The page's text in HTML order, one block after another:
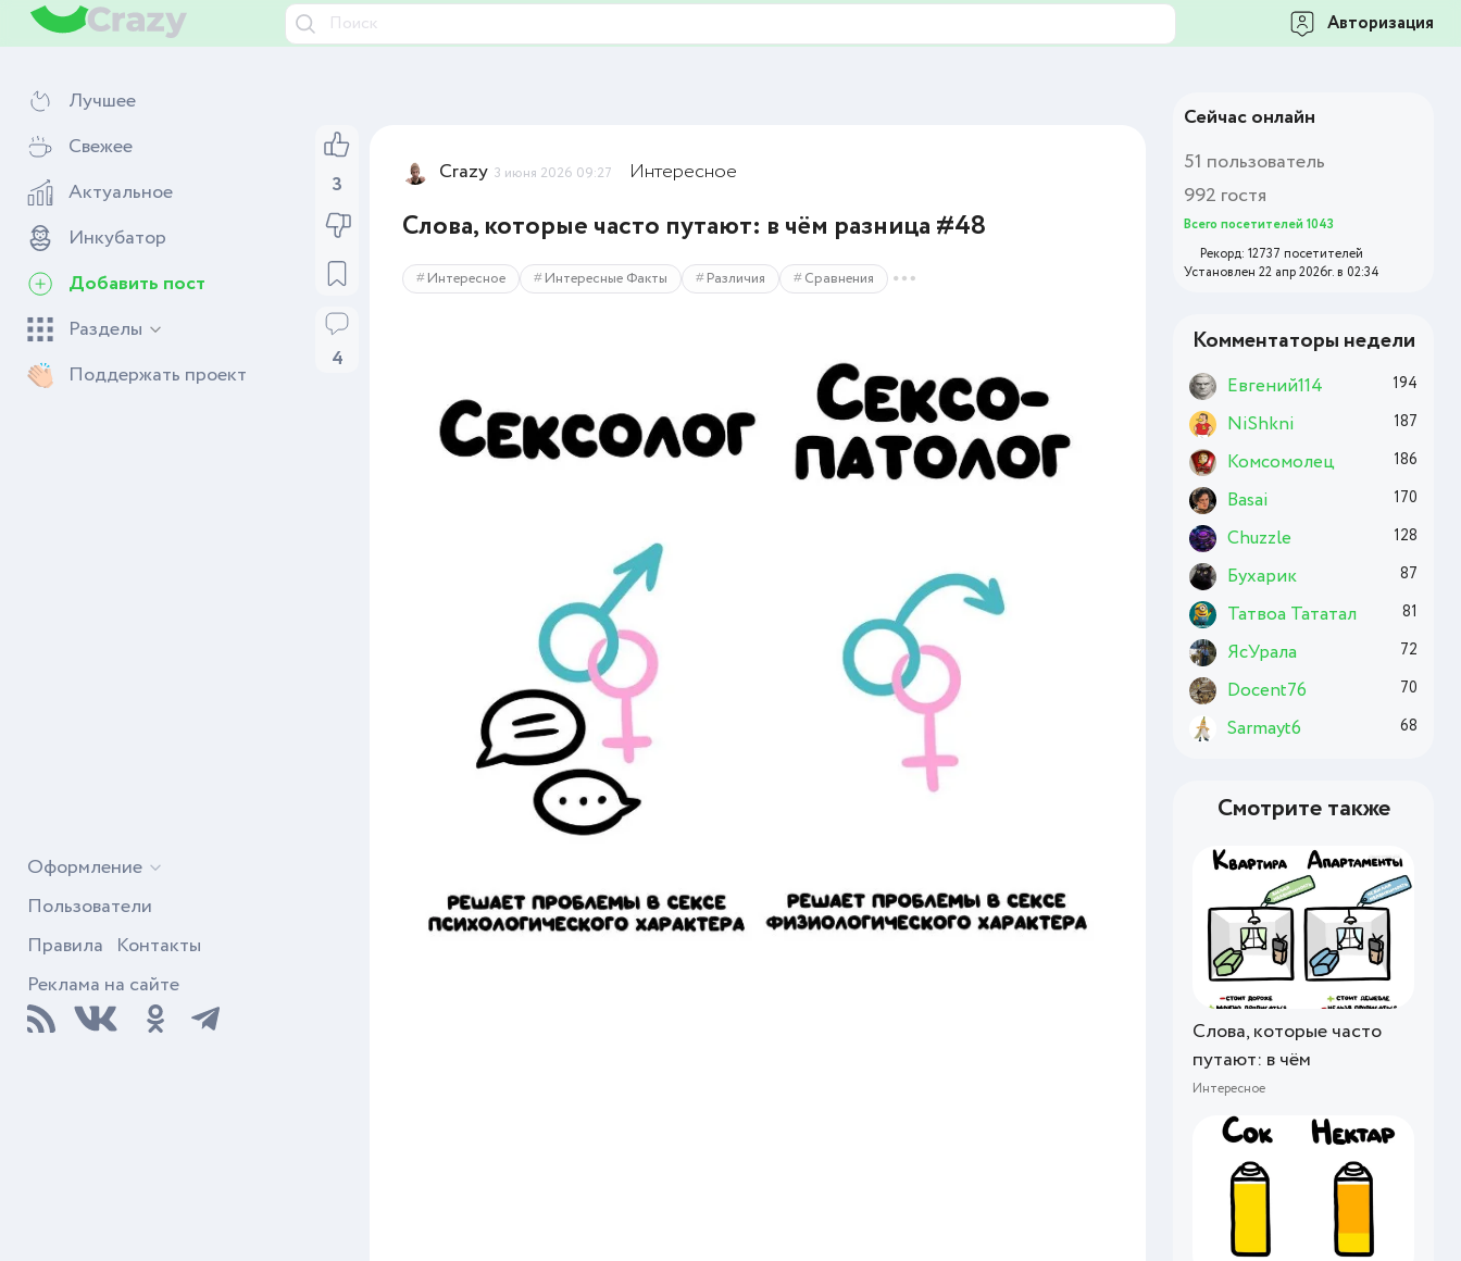
Авторизация
Лучшее
Свежее
Актуальное
Инкубатор
Добавить пост
Разделы
Поддержать проект
Оформление
Пользователи
Правила Контакты
Реклама на сайте
Сейчас онлайн
51 пользователь
992 гостя
Всего посетителей 1043
Рекорд: 12737 посетителей
Установлен 22 апр 2026г. в 02:34
Комментаторы недели
Евгений114 194
NiShkni 187
Комсомолец 186
Basai 170
Chuzzle 128
Бухарик 87
Татвоа Тататал 81
ЯсУрала 72
Docent76 70
Sarmayt6 68
Смотрите также
Слова, которые часто
путают: в чём
Интересное
3
4
Crazy 3 июня 2026 09:27 Интересное
Слова, которые часто путают: в чём разница #48
Интересное Интересные Факты Различия Сравнения